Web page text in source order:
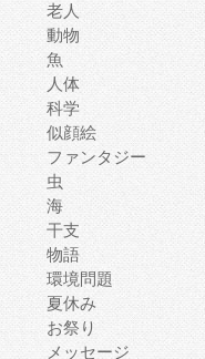
老人
動物
魚
人体
科学
似顔絵
ファンタジー
虫
海
干支
物語
環境問題
夏休み
お祭り
メッセージ